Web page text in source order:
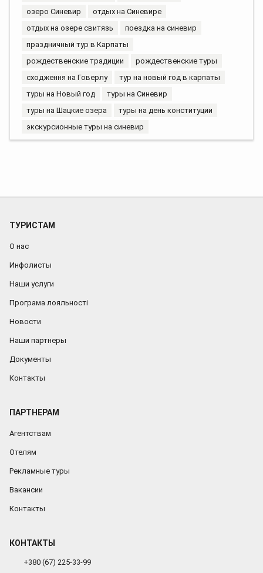
озеро Синевир
отдых на Синевире
отдых на озере свитязь
поездка на синевир
праздничный тур в Карпаты
рождественские традиции
рождественские туры
сходження на Говерлу
тур на новый год в карпаты
туры на Новый год
туры на Синевир
туры на Шацкие озера
туры на день конституции
экскурсионные туры на синевир
ТУРИСТАМ
О нас
Инфолисты
Наши услуги
Програма лояльності
Новости
Наши партнеры
Документы
Контакты
ПАРТНЕРАМ
Агентствам
Отелям
Рекламные туры
Вакансии
Контакты
КОНТАКТЫ
+380 (67) 225-33-99